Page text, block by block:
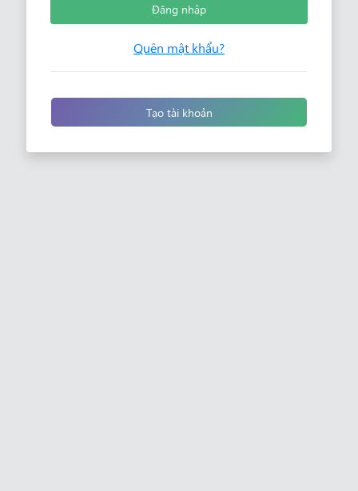
Đăng nhập
Quên mật khẩu?
Tạo tài khoản